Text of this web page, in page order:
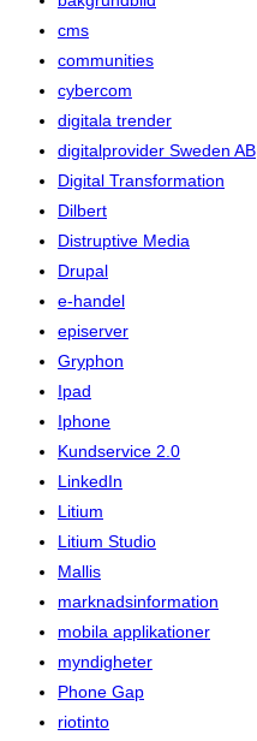
cms
communities
cybercom
digitala trender
digitalprovider Sweden AB
Digital Transformation
Dilbert
Distruptive Media
Drupal
e-handel
episerver
Gryphon
Ipad
Iphone
Kundservice 2.0
LinkedIn
Litium
Litium Studio
Mallis
marknadsinformation
mobila applikationer
myndigheter
Phone Gap
riotinto